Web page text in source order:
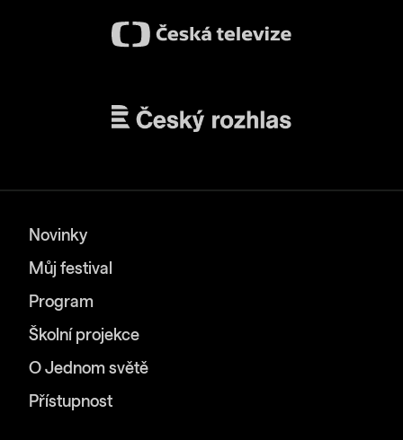
Novinky
Můj festival
Program
Školní projekce
O Jednom světě
Přístupnost